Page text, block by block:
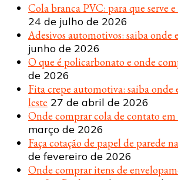
Cola branca PVC: para que serve
24 de julho de 2026
Adesivos automotivos: saiba onde
junho de 2026
O que é policarbonato e onde
de 2026
Fita crepe automotiva: saiba onde
leste 27 de abril de 2026
Onde comprar cola de contato em
março de 2026
Faça cotação de papel de parede
de fevereiro de 2026
Onde comprar itens de